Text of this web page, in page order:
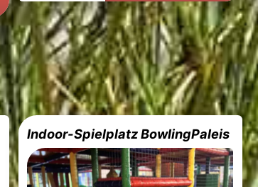
Indoor-Spielplatz BowlingPaleis